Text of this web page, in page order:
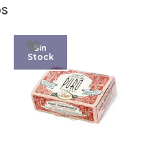
Sin
Stock